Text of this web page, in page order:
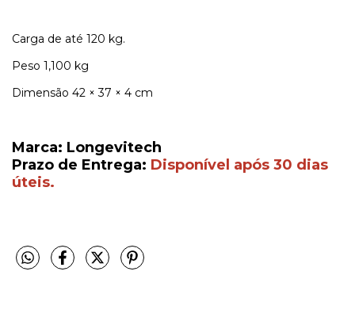
Carga de até 120 kg.
Peso 1,100 kg
Dimensão 42 × 37 × 4 cm
Marca: Longevitech
Prazo de Entrega: Disponível após 30 dias
úteis.